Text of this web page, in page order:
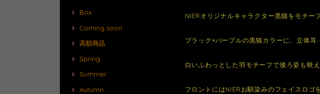
Box
Coming soon
高額商品
Spring
Summer
Autumn
NIERオリジナルキャラクター黒猫をモチー
ブラック×パープルの黒猫カラーに、立体
白いふわっとした羽モチーフで後ろ姿も映
フロントにはNIERお馴染みのフェイスロゴ